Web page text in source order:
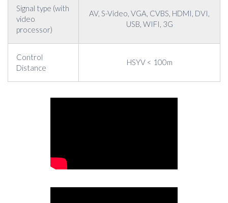
Signal type (with
video
processor)
AV, S-Video, VGA, CVBS, HDMI, DVI,
USB, WIFI, 3G
Control
Distance
HSYV < 100m